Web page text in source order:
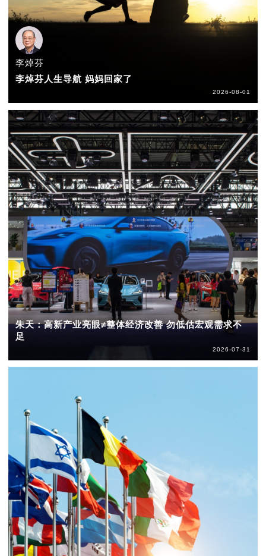
李焯芬
李焯芬人生导航 妈妈回家了
2026-08-01
朱天：高新产业亮眼≠整体经济改善 勿低估宏观需求不
足
2026-07-31